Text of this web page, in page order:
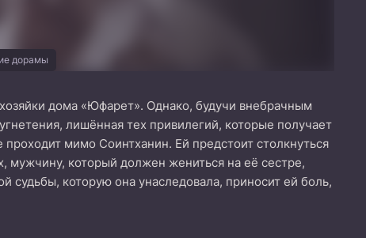
дорамы
дома «Юфарет». Однако, будучи внебрачным
лишённая тех привилегий, которые получает
мимо Соинтханин. Ей предстоит столкнуться
который должен жениться на её сестре,
судьбы, которую она унаследовала, приносит ей боль,